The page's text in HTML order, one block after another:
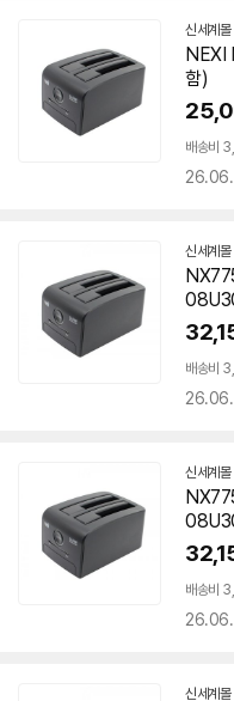
신세계몰
NEXI
함)
배송비
26.06.
신세계몰
배송비
26.06.
신세계몰
배송비
26.06.
신세계몰